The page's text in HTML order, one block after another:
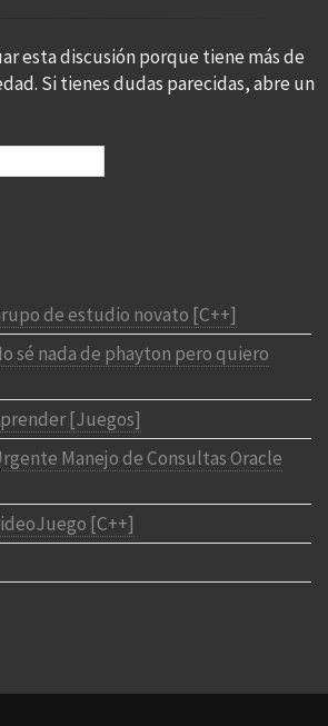
esta discusión porque tiene más de
Si tienes dudas parecidas, abre un
de estudio novato [C++]
sé nada de phayton pero quiero
[Juegos]
Manejo de Consultas Oracle
[C++]